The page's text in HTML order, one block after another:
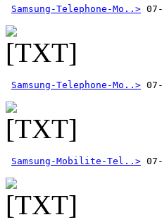
Samsung-Telephone-Mo..>
Samsung-Telephone-Mo..>
Samsung-Mobilite-Tel..>